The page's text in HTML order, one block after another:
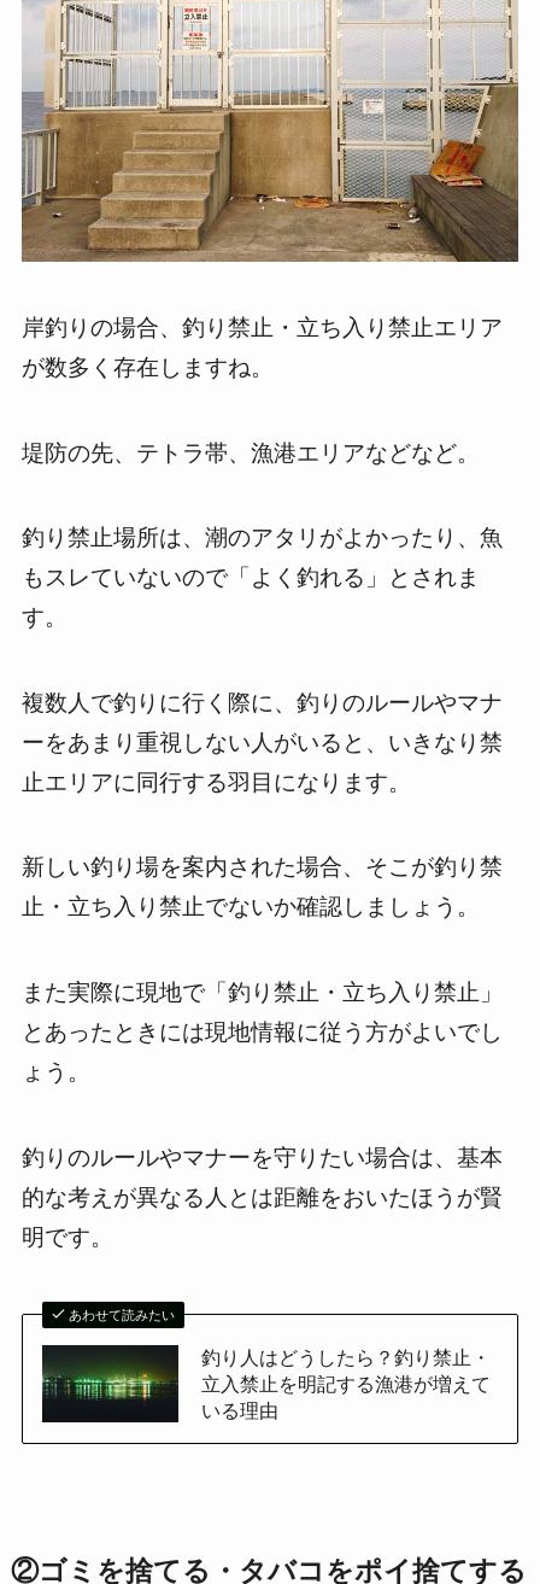
岸釣りの場合、釣り禁止・立ち入り禁止エリア
が数多く存在しますね。
堤防の先、テトラ帯、漁港エリアなどなど。
釣り禁止場所は、潮のアタリがよかったり、魚
もスレていないので「よく釣れる」とされま
す。
複数人で釣りに行く際に、釣りのルールやマナ
ーをあまり重視しない人がいると、いきなり禁
止エリアに同行する羽目になります。
新しい釣り場を案内された場合、そこが釣り禁
止・立ち入り禁止でないか確認しましょう。
また実際に現地で「釣り禁止・立ち入り禁止」
とあったときには現地情報に従う方がよいでし
ょう。
釣りのルールやマナーを守りたい場合は、基本
的な考えが異なる人とは距離をおいたほうが賢
明です。
あわせて読みたい
釣り人はどうしたら？釣り禁止・
立入禁止を明記する漁港が増えて
いる理由
②ゴミを捨てる・タバコをポイ捨てする